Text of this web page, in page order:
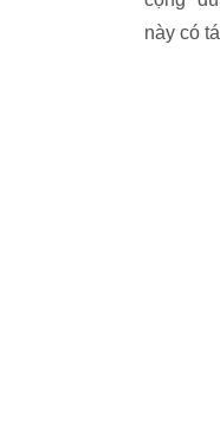
này có